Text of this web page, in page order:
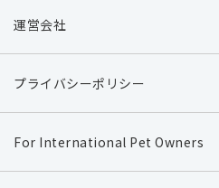
運営会社
プライバシーポリシー
For International Pet Owners